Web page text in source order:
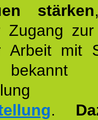
stärken
Zugang
Arbeit mit
.